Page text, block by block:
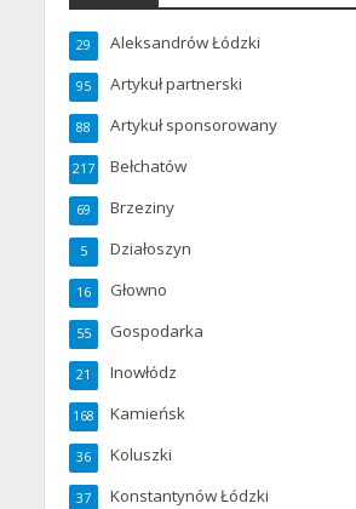
Aleksandrów Łódzki
29
Artykuł partnerski
95
Artykuł sponsorowany
88
Bełchatów
217
Brzeziny
69
Działoszyn
5
Głowno
16
Gospodarka
55
Inowłódz
21
Kamieńsk
168
Koluszki
36
Konstantynów Łódzki
37